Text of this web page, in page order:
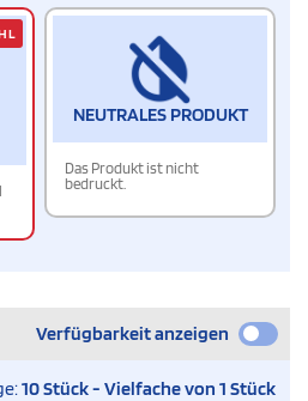
NEUTRALES PRODUKT
Das Produkt ist nicht
bedruckt.
Verfügbarkeit anzeigen
10 Stück - Vielfache von 1 Stück